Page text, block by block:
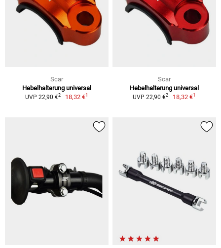
Scar
Hebelhalterung universal
UVP 22,90 €2 18,32 €1
Scar
Hebelhalterung universal
UVP 22,90 €2 18,32 €1